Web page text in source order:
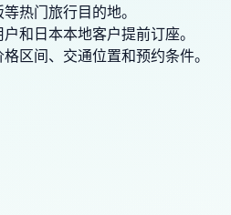
热门旅行目的地。
和日本本地客户提前订座。
区间、交通位置和预约条件。